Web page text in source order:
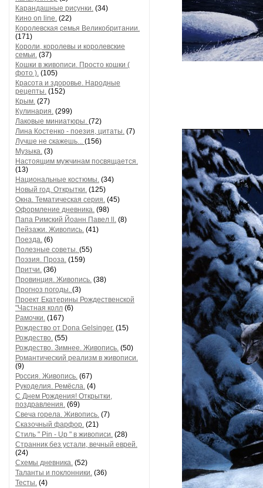
Карандашные рисунки. (34)
Кино on line. (22)
Королевская семья Великобритании.
(171)
Короли, королевы и королевские
семьи. (37)
Кошки в живописи. Просто кошки (
фото ). (105)
Красота и здоровье. Народные
рецепты. (152)
Крым. (27)
Кулинария. (299)
Лаковые миниатюры. (72)
Лина Костенко - поезия, цитаты. (7)
Лучше не скажешь... (156)
Музыка. (3)
Настоящим мужчинам посвящается.
(13)
Национальные костюмы. (34)
Новый год. Открытки. (125)
Окна. Тематическая серия. (45)
Оформление дневника. (98)
Папа Римский Йоанн Павел ll. (8)
Пейзажи. Живопись. (41)
Поезда. (6)
Полезные советы. (55)
Поэзия. Проза. (159)
Притчи. (36)
Провинция. Живопись. (38)
Прогноз погоды. (3)
Проект Екатерины Рождественской
"Частная колл (6)
Рамочки. (167)
Рождество от Dona Gelsinger. (15)
Рождество. (55)
Рождество. Зимнее. Живопись. (50)
Романтический реализм в живописи.
(9)
Россия. Живопись. (67)
Рукоделия. Ремёсла. (4)
С Днем Рождения! Открытки,
поздравления. (69)
Свеча горела. Живопись. (7)
Сказочный фарфор. (21)
Стиль " Pin - Up " в живописи. (28)
Странник без устали, вечный еврей.
(24)
Схемы дневника. (52)
Таланты и поклонники. (36)
Тесты. (4)